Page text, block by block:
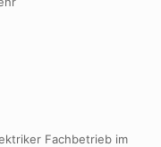
Fachbetrieb im